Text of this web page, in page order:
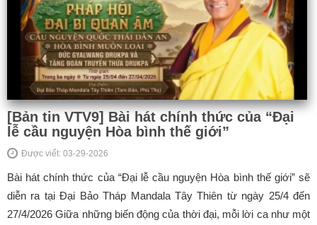
[Bản tin VTV9] Bài hát chính thức của “Đại
lễ cầu nguyện Hòa bình thế giới”
Được viết: 03-29-2026
Bài hát chính thức của “Đại lễ cầu nguyện Hòa bình thế giới” sẽ
diễn ra tại Đại Bảo Tháp Mandala Tây Thiên từ ngày 25/4 đến
27/4/2026 Giữa những biến động của thời đại, mỗi lời ca như một